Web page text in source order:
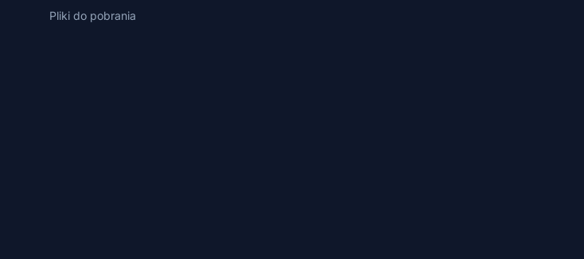
Pliki do pobrania